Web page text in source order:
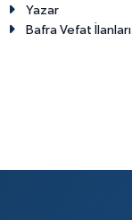
Yazar
Bafra Vefat İlanları